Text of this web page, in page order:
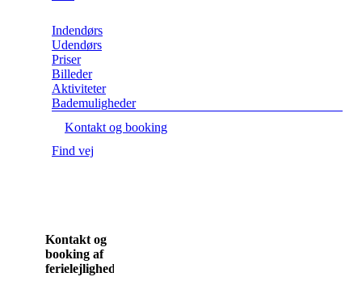
Indendørs
Udendørs
Priser
Billeder
Aktiviteter
Bademuligheder
Kontakt og booking
Find vej
Kontakt og
booking af
ferielejligheder